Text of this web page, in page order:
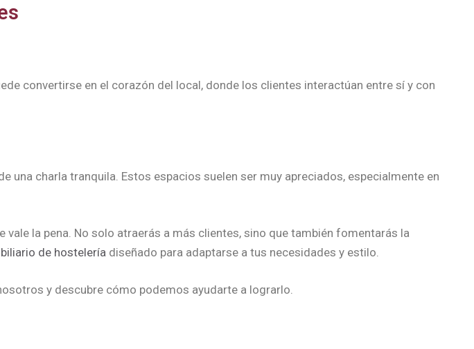
convertirse en el corazón del local, donde los clientes interactúan entre sí y con
charla tranquila. Estos espacios suelen ser muy apreciados, especialmente en
la pena. No solo atraerás a más clientes, sino que también fomentarás la
de hosteleríadiseñado para adaptarse a tus necesidades y estilo.
y descubre cómo podemos ayudarte a lograrlo.